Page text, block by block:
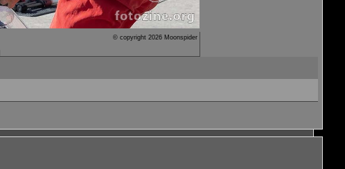
© copyright 2026 Moonspider